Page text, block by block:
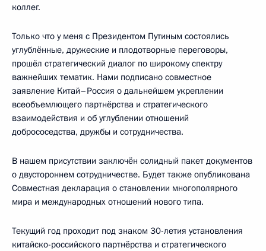
коллег.
Только что у меня с Президентом Путиным состоялись
углублённые, дружеские и плодотворные переговоры,
прошёл стратегический диалог по широкому спектру
важнейших тематик. Нами подписано совместное
заявление Китай–Россия о дальнейшем укреплении
всеобъемлющего партнёрства и стратегического
взаимодействия и об углублении отношений
добрососедства, дружбы и сотрудничества.
В нашем присутствии заключён солидный пакет документов
о двустороннем сотрудничестве. Будет также опубликована
Совместная декларация о становлении многополярного
мира и международных отношений нового типа.
Текущий год проходит под знаком 30-летия установления
китайско-российского партнёрства и стратегического